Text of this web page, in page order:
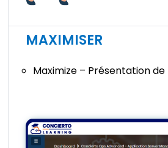
MAXIMISER
Maximize – Présentation